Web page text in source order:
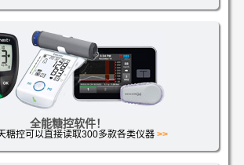
全能糖控软件！
糖控可以直接读取300多款各类仪器>>